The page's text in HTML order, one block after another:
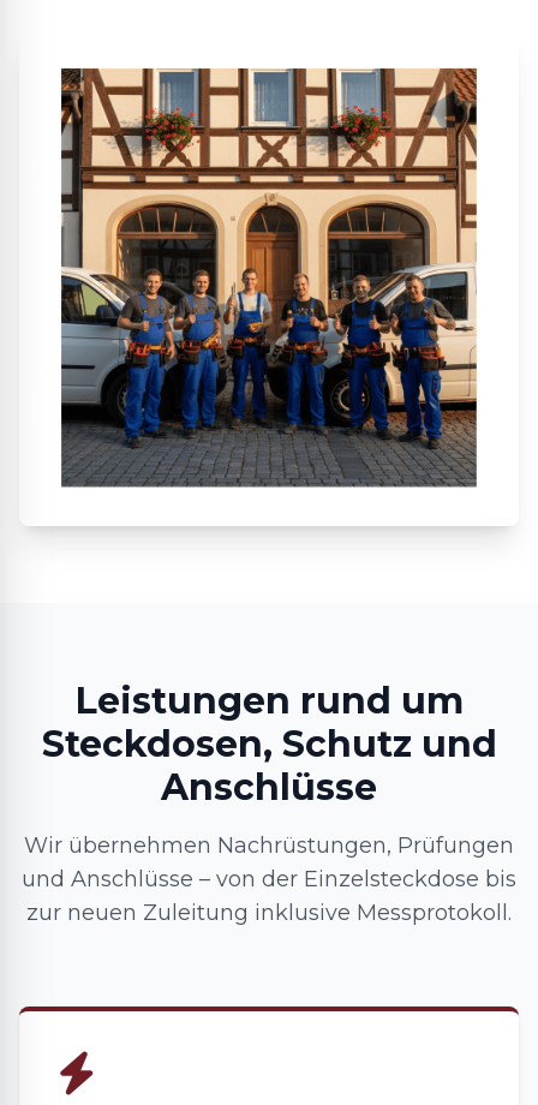
Leistungen rund um
Steckdosen, Schutz und
Anschlüsse
Wir übernehmen Nachrüstungen, Prüfungen
und Anschlüsse – von der Einzelsteckdose bis
zur neuen Zuleitung inklusive Messprotokoll.